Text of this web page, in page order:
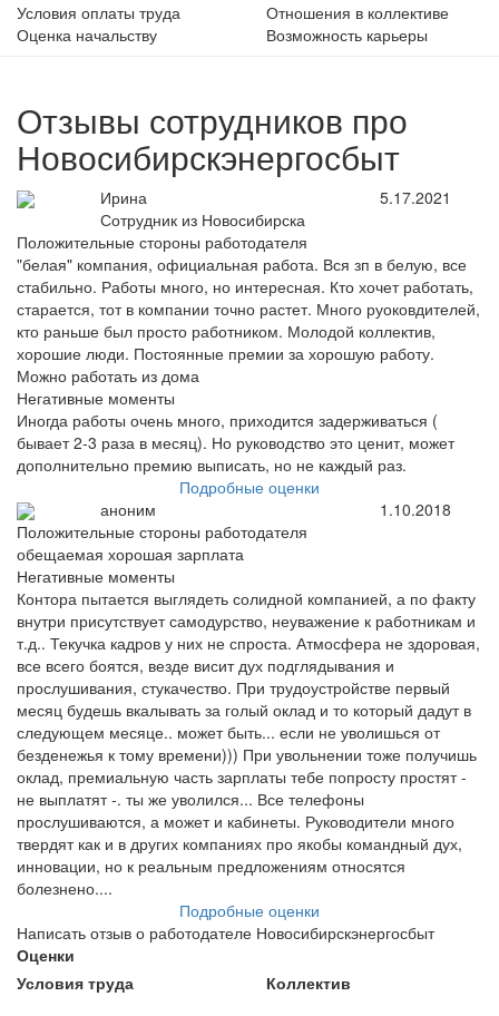
Условия оплаты труда
Отношения в коллективе
Оценка начальству
Возможность карьеры
Отзывы сотрудников про
Новосибирскэнергосбыт
Ирина
Сотрудник из Новосибирска
5.17.2021
Положительные стороны работодателя
"белая" компания, официальная работа. Вся зп в белую, все
стабильно. Работы много, но интересная. Кто хочет работать,
старается, тот в компании точно растет. Много руоковдителей,
кто раньше был просто работником. Молодой коллектив,
хорошие люди. Постоянные премии за хорошую работу.
Можно работать из дома
Негативные моменты
Иногда работы очень много, приходится задерживаться (
бывает 2-3 раза в месяц). Но руководство это ценит, может
дополнительно премию выписать, но не каждый раз.
Подробные оценки
аноним
1.10.2018
Положительные стороны работодателя
обещаемая хорошая зарплата
Негативные моменты
Контора пытается выглядеть солидной компанией, а по факту
внутри присутствует самодурство, неуважение к работникам и
т.д.. Текучка кадров у них не спроста. Атмосфера не здоровая,
все всего боятся, везде висит дух подглядывания и
прослушивания, стукачество. При трудоустройстве первый
месяц будешь вкалывать за голый оклад и то который дадут в
следующем месяце.. может быть... если не уволишься от
безденежья к тому времени))) При увольнении тоже получишь
оклад, премиальную часть зарплаты тебе попросту простят -
не выплатят -. ты же уволился... Все телефоны
прослушиваются, а может и кабинеты. Руководители много
твердят как и в других компаниях про якобы командный дух,
инновации, но к реальным предложениям относятся
болезнено....
Подробные оценки
Написать отзыв о работодателе Новосибирскэнергосбыт
Оценки
Условия труда
Коллектив